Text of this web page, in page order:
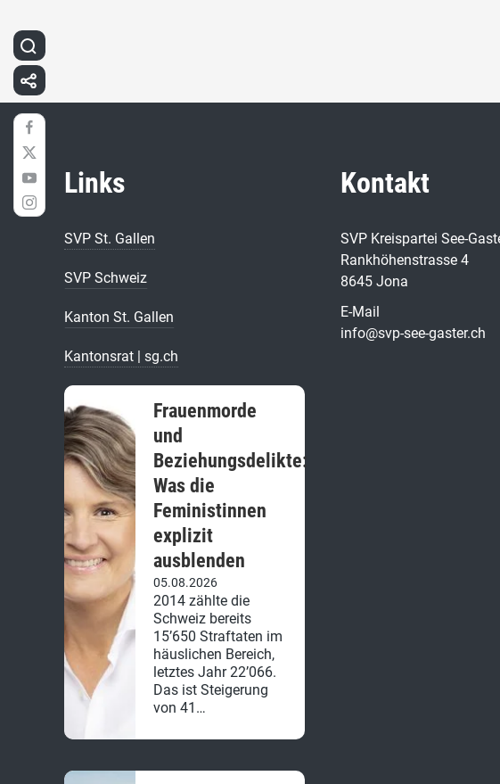
Links
SVP St. Gallen
SVP Schweiz
Kanton St. Gallen
Kantonsrat | sg.ch
Frauenmorde
und
Beziehungsdelikte:
Was die
Feministinnen
explizit
ausblenden
05.08.2026
2014 zählte die
Schweiz bereits
15’650 Straftaten im
häuslichen Bereich,
letztes Jahr 22’066.
Das ist Steigerung
von 41…
Kontakt
SVP Kreispartei See-
Rankhöhenstrasse 4
8645 Jona
E-Mail
info@svp-see-gaster.ch